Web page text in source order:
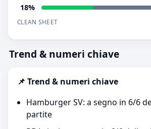
18%
CLEAN SHEET
Trend & numeri chiave
📌 Trend & numeri chiave
Hamburger SV: a segno in 6/6
partite